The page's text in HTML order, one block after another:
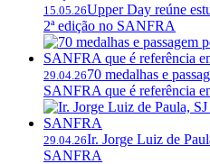
15.05.26Upper Day reúne
2ª edição no SANFRA
29.04.2670 medalhas e
SANFRA que é referência
29.04.26Ir. Jorge Luiz de
SANFRA